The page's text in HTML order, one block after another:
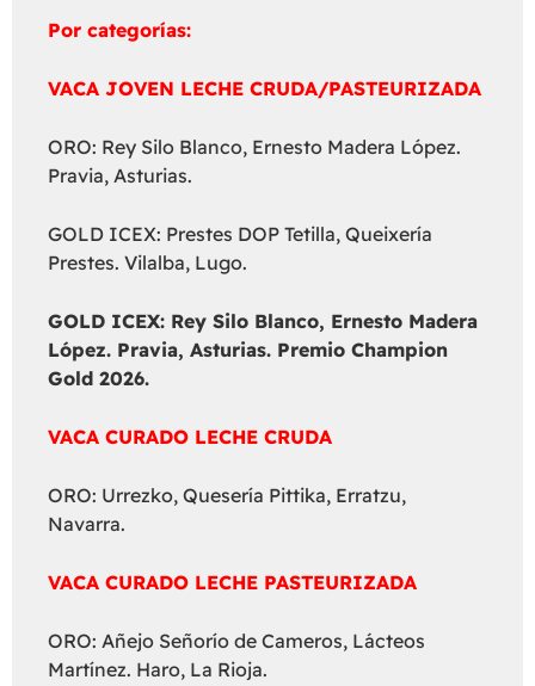
Por categorías:
VACA JOVEN LECHE CRUDA/PASTEURIZADA
ORO: Rey Silo Blanco, Ernesto Madera López.
Pravia, Asturias.
GOLD ICEX: Prestes DOP Tetilla, Queixería
Prestes. Vilalba, Lugo.
GOLD ICEX: Rey Silo Blanco, Ernesto Madera
López. Pravia, Asturias. Premio Champion
Gold 2026.
VACA CURADO LECHE CRUDA
ORO: Urrezko, Quesería Pittika, Erratzu,
Navarra.
VACA CURADO LECHE PASTEURIZADA
ORO: Añejo Señorío de Cameros, Lácteos
Martínez. Haro, La Rioja.